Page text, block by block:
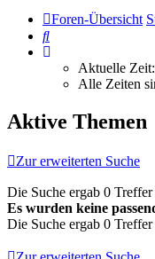
Foren-Übersicht
Suche
Aktuelle
Alle Zeiten
Aktive Themen
Zur erweiterten Suche
Die Suche ergab 0 Treffer
Es wurden keine
Die Suche ergab 0 Treffer